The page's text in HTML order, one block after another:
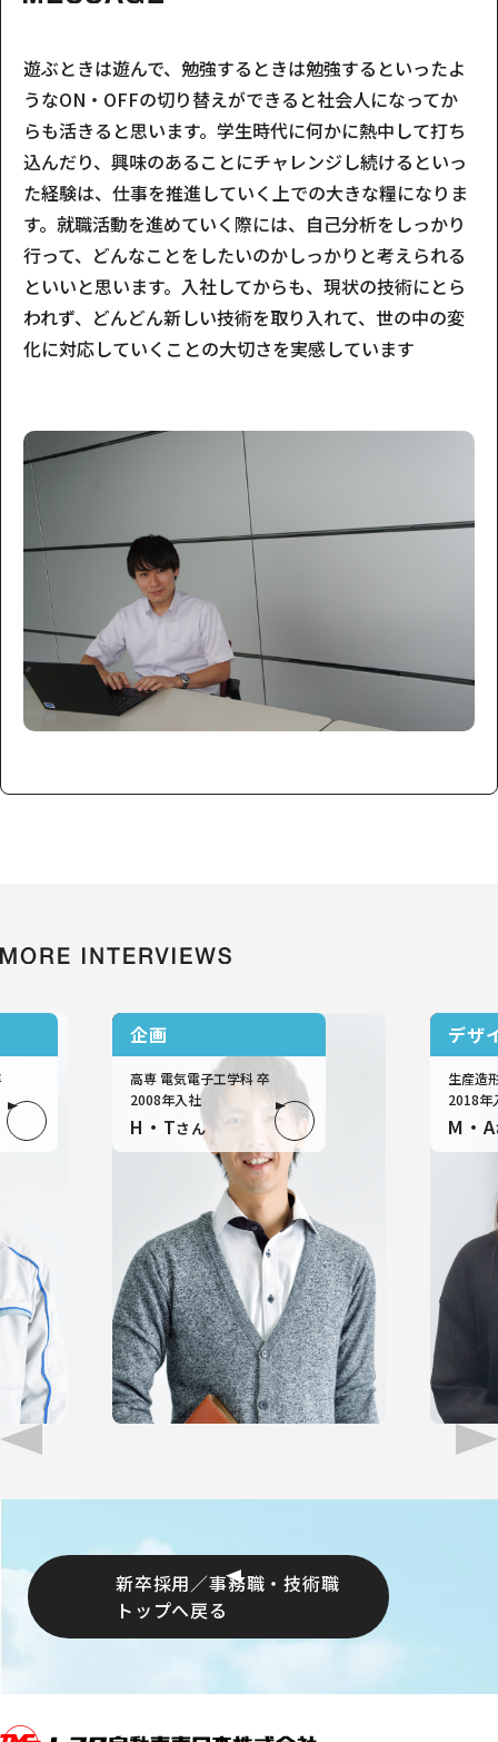
遊ぶときは遊んで、勉強するときは勉強するといったよ
うなON・OFFの切り替えができると社会人になってか
らも活きると思います。学生時代に何かに熱中して打ち
込んだり、興味のあることにチャレンジし続けるといっ
た経験は、仕事を推進していく上での大きな糧になりま
す。就職活動を進めていく際には、自己分析をしっかり
行って、どんなことをしたいのかしっかりと考えられる
といいと思います。入社してからも、現状の技術にとら
われず、どんどん新しい技術を取り入れて、世の中の変
化に対応していくことの大切さを実感しています
技術職
企画
高専 電気電子工学科 卒
2008年入社
H・Tさん
技術職
デザ
生産造
2018年
M・A
新卒採用／事務職・技術職
トップへ戻る